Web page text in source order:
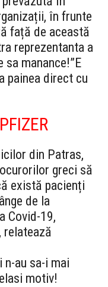
în frunte
față de această
reprezentanta a
sa manance!”E
painea direct cu
din Patras,
greci să
există pacienți
de la
Covid-19,
relatează
n-au sa-i mai
motiv!